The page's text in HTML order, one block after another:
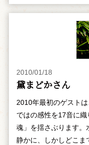
2010/01/18
黛まどかさん
2010年最初のゲスト
ではの感性を17音に
魂」を揺さぶります。
静かに、しかしどこま